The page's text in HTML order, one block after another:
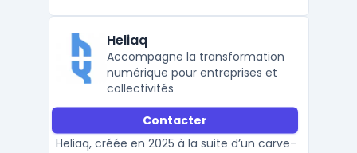
Heliaq
Accompagne la transformation
numérique pour entreprises et
collectivités
Contacter
Heliaq, créée en 2025 à la suite d’un carve-